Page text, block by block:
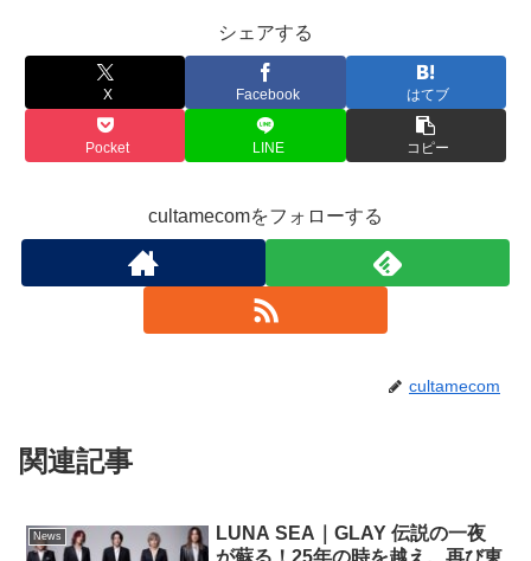
シェアする
X Facebook はてブ
Pocket LINE コピー
cultamecomをフォローする
cultamecom
関連記事
News
LUNA SEA｜GLAY 伝説の一夜
が蘇る！25年の時を越え、再び東